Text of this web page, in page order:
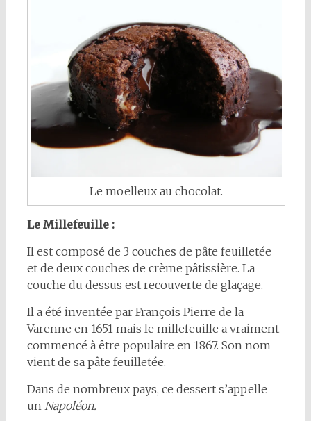
Le moelleux au chocolat.
Le Millefeuille :
Il est composé de 3 couches de pâte feuilletée
et de deux couches de crème pâtissière. La
couche du dessus est recouverte de glaçage.
Il a été inventée par François Pierre de la
Varenne en 1651 mais le millefeuille a vraiment
commencé à être populaire en 1867. Son nom
vient de sa pâte feuilletée.
Dans de nombreux pays, ce dessert s’appelle
un Napoléon.